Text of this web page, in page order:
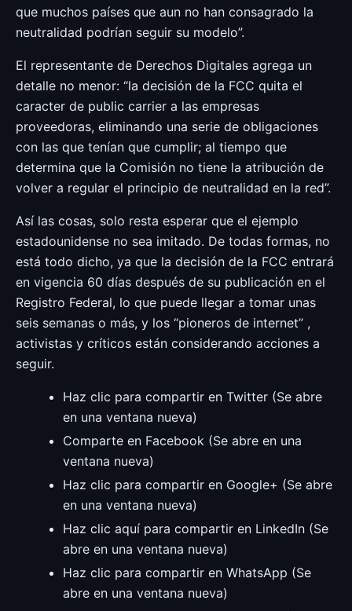
que muchos países que aun no han consagrado la
neutralidad podrían seguir su modelo”.
El representante de Derechos Digitales agrega un
detalle no menor: “la decisión de la FCC quita el
caracter de public carrier a las empresas
proveedoras, eliminando una serie de obligaciones
con las que tenían que cumplir; al tiempo que
determina que la Comisión no tiene la atribución de
volver a regular el principio de neutralidad en la red”.
Así las cosas, solo resta esperar que el ejemplo
estadounidense no sea imitado. De todas formas, no
está todo dicho, ya que la decisión de la FCC entrará
en vigencia 60 días después de su publicación en el
Registro Federal, lo que puede llegar a tomar unas
seis semanas o más, y los “pioneros de internet” ,
activistas y críticos están considerando acciones a
seguir.
Haz clic para compartir en Twitter (Se abre
en una ventana nueva)
Comparte en Facebook (Se abre en una
ventana nueva)
Haz clic para compartir en Google+ (Se abre
en una ventana nueva)
Haz clic aquí para compartir en LinkedIn (Se
abre en una ventana nueva)
Haz clic para compartir en WhatsApp (Se
abre en una ventana nueva)